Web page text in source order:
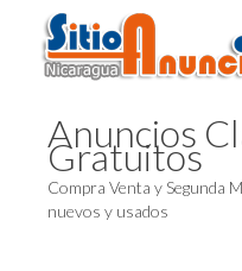
Anuncios
Gratuitos
Compra Venta y Segunda
nuevos y usados